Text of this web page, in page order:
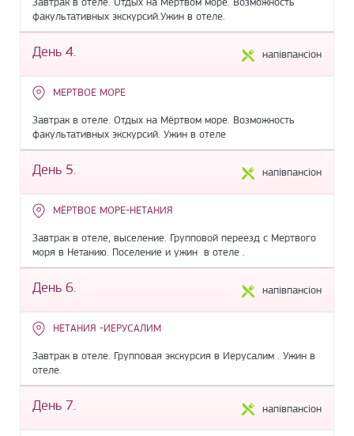
факультативных экскурсий.Ужин в отеле.
День 4. напівпансіон
МЕРТВОЕ МОРЕ
Завтрак в отеле. Отдых на Мёртвом море. Возможность
факультативных экскурсий. Ужин в отеле
День 5. напівпансіон
МЁРТВОЕ МОРЕ-НЕТАНИЯ
Завтрак в отеле, выселение. Групповой переезд с Мертвого
моря в Нетанию. Поселение и ужин в отеле .
День 6. напівпансіон
НЕТАНИЯ -ИЕРУСАЛИМ
Завтрак в отеле. Групповая экскурсия в Иерусалим . Ужин в
отеле.
День 7. напівпансіон